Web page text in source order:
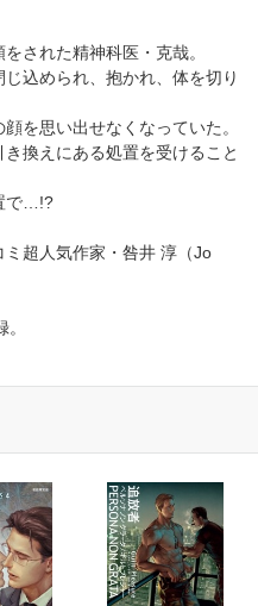
された精神科医・克哉。
込められ、抱かれ、体を切り
を思い出せなくなっていた。
換えにある処置を受けること
で…!?
超人気作家・咎井 淳（Jo